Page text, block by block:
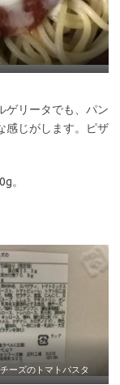
ゲリータでも、パン
感じがします。ピザ
。
ーズのトマトパスタ